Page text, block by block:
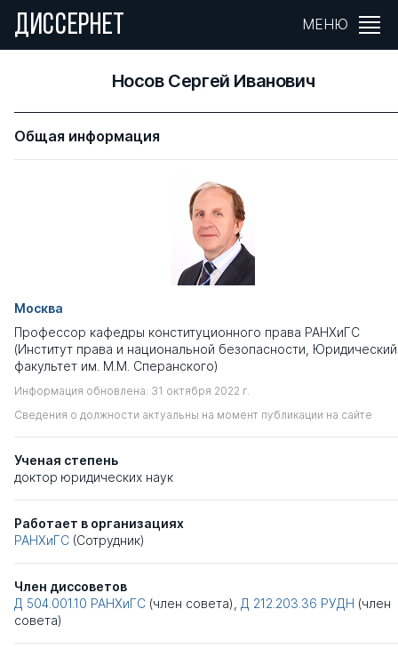
ДИССЕРНЕТ МЕНЮ
Носов Сергей Иванович
Общая информация
Москва
Профессор кафедры конституционного права РАНХиГС
(Институт права и национальной безопасности, Юридический
факультет им. М.М. Сперанского)
Информация обновлена: 31 октября 2022 г.
Сведения о должности актуальны на момент публикации на сайте
Ученая степень
доктор юридических наук
Работает в организациях
РАНХиГС (Сотрудник)
Член диссоветов
Д 504.001.10 РАНХиГС (член совета), Д 212.203.36 РУДН (член
совета)